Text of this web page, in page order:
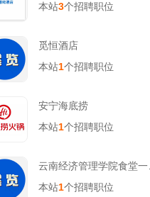
本站3个招聘职位
觅恒酒店
本站1个招聘职位
安宁海底捞
本站1个招聘职位
本站1个招聘职位